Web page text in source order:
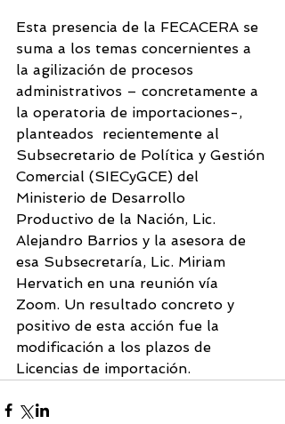
Esta presencia de la FECACERA se
suma a los temas concernientes a
la agilización de procesos
administrativos – concretamente a
la operatoria de importaciones-,
planteados  recientemente al
Subsecretario de Política y Gestión
Comercial (SIECyGCE) del
Ministerio de Desarrollo
Productivo de la Nación, Lic.
Alejandro Barrios y la asesora de
esa Subsecretaría, Lic. Miriam
Hervatich en una reunión vía
Zoom. Un resultado concreto y
positivo de esta acción fue la
modificación a los plazos de
Licencias de importación.